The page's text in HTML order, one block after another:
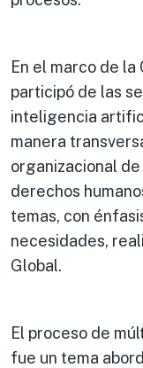
En el marco de
participó de las
inteligencia
manera
organizacional
derechos
temas, con
necesidades,
Global.
El proceso de
fue un tema